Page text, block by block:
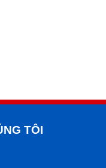
tính ăn mòn
TÔI